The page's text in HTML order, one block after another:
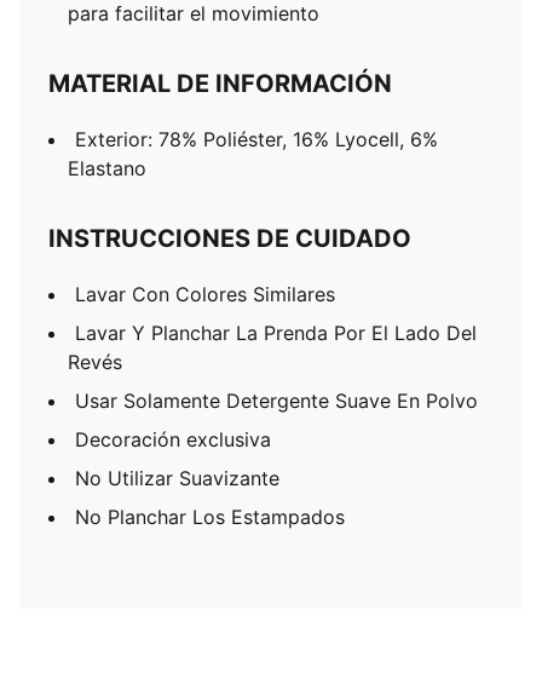
para facilitar el movimiento
MATERIAL DE INFORMACIÓN
Exterior: 78% Poliéster, 16% Lyocell, 6%
Elastano
INSTRUCCIONES DE CUIDADO
Lavar Con Colores Similares
Lavar Y Planchar La Prenda Por El Lado Del
Revés
Usar Solamente Detergente Suave En Polvo
Decoración exclusiva
No Utilizar Suavizante
No Planchar Los Estampados